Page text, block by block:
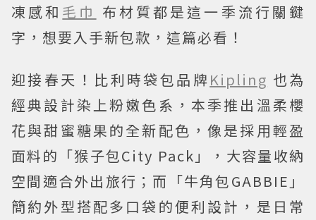
凍感和 毛巾 布材質都是這一季流行關鍵
字，想要入手新包款，這篇必看！
迎接春天！比利時袋包品牌Kipling 也為
經典設計染上粉嫩色系，本季推出溫柔櫻
花與甜蜜糖果的全新配色，像是採用輕盈
面料的「猴子包City Pack」，大容量收納
空間適合外出旅行；而「牛角包GABBIE」
簡約外型搭配多口袋的便利設計，是日常